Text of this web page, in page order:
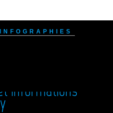
Infographies
informations